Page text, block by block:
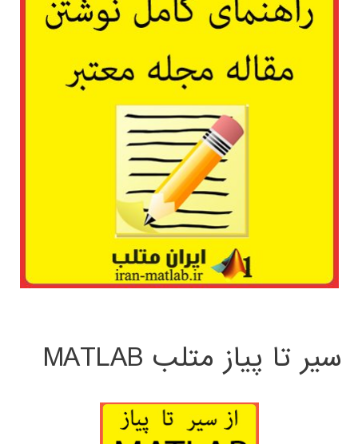
سیر تا پیاز متلب MATLAB